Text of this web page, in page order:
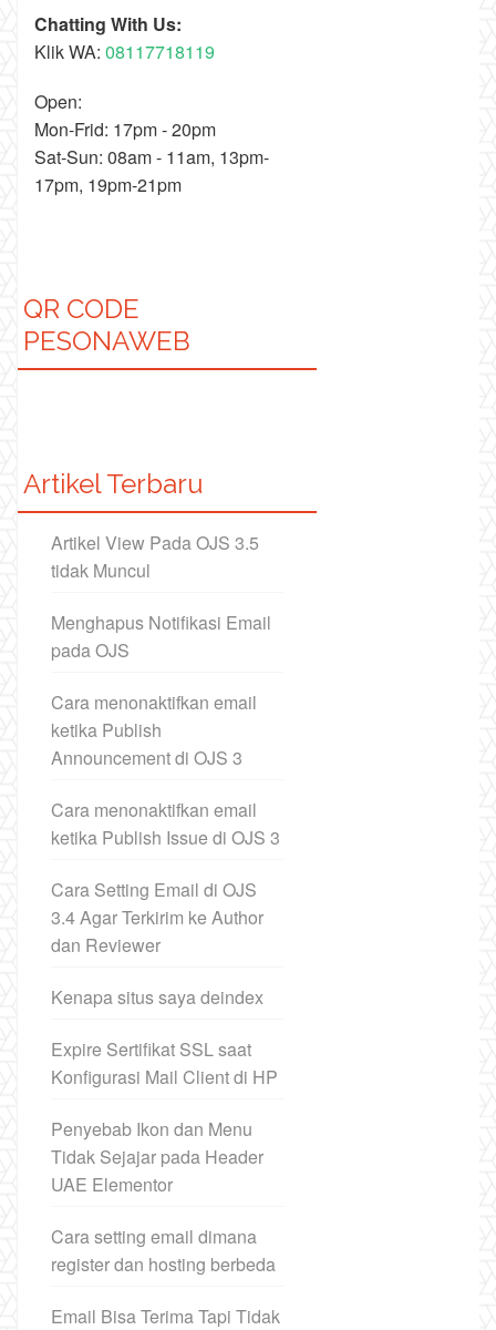
Chatting With Us:
Klik WA: 08117718119
Open:
Mon-Frid: 17pm - 20pm
Sat-Sun: 08am - 11am, 13pm-
17pm, 19pm-21pm
QR CODE
PESONAWEB
Artikel Terbaru
Artikel View Pada OJS 3.5
tidak Muncul
Menghapus Notifikasi Email
pada OJS
Cara menonaktifkan email
ketika Publish
Announcement di OJS 3
Cara menonaktifkan email
ketika Publish Issue di OJS 3
Cara Setting Email di OJS
3.4 Agar Terkirim ke Author
dan Reviewer
Kenapa situs saya deindex
Expire Sertifikat SSL saat
Konfigurasi Mail Client di HP
Penyebab Ikon dan Menu
Tidak Sejajar pada Header
UAE Elementor
Cara setting email dimana
register dan hosting berbeda
Email Bisa Terima Tapi Tidak